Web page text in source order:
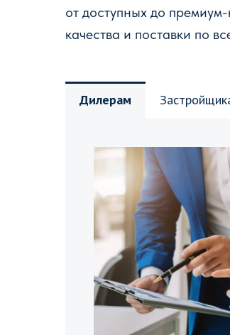
от доступных до
качества и поставки по
Дилерам